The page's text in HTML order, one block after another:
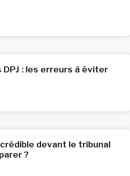
: les erreurs à éviter
devant le tribunal
?